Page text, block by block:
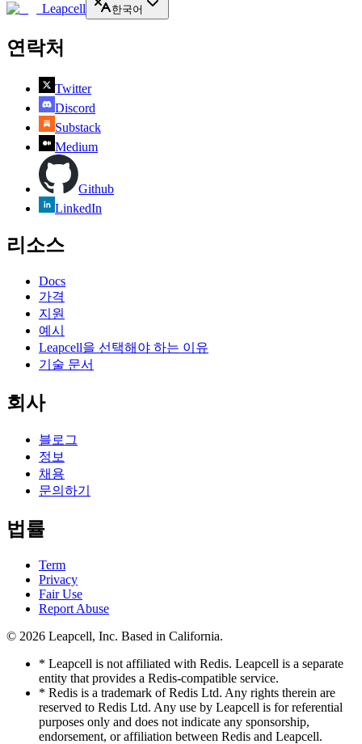
Leapcell 한국어
연락처
Twitter
Discord
Substack
Medium
Github
LinkedIn
리소스
Docs
가격
지원
예시
Leapcell을 선택해야 하는 이유
기술 문서
회사
블로그
정보
채용
문의하기
법률
Term
Privacy
Fair Use
Report Abuse
© 2026 Leapcell, Inc. Based in California.
* Leapcell is not affiliated with Redis. Leapcell is a separate
entity that provides a Redis-compatible service.
* Redis is a trademark of Redis Ltd. Any rights therein are
reserved to Redis Ltd. Any use by Leapcell is for referential
purposes only and does not indicate any sponsorship,
endorsement, or affiliation between Redis and Leapcell.